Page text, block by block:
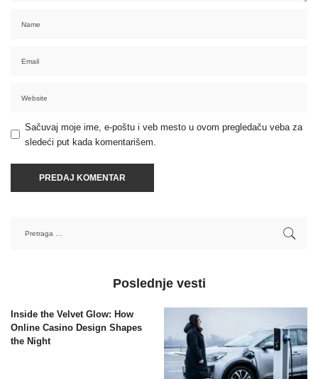
Sačuvaj moje ime, e-poštu i veb mesto u ovom pregledaču veba za
sledeći put kada komentarišem.
Poslednje vesti
Inside the Velvet Glow: How
Online Casino Design Shapes
the Night